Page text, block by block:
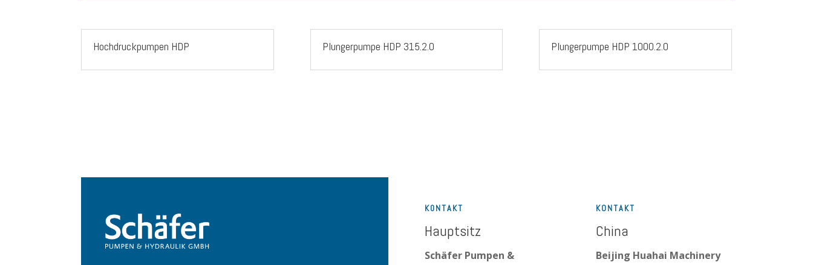
Hochdruckpumpen HDP Plungerpumpe HDP 315.2.0 Plungerpumpe HDP 1000.2.0
K0NTAKT
Hauptsitz
Schäfer Pumpen &
KONTAKT
China
Beijing Huahai Machinery